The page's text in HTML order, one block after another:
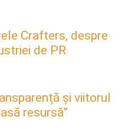
Crafters, despre
de PR
și viitorul
resursă”